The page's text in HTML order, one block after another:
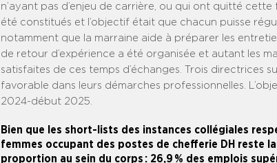
n’ayant pas d’enjeu de carrière, ou qui ont quitté
été constitués et l’objectif était que chacun puisse
notamment que la marraine aide à préparer les
de retour d’expérience a été organisée et autant les
satisfaites de ces temps d’échanges. Trois directrices
favorable dans leurs démarches professionnelles.
2024-début 2025.
Bien que les short-lists des instances collégiales
femmes occupant des postes de chefferie DH reste
proportion au sein du corps : 26,9 % des emplois